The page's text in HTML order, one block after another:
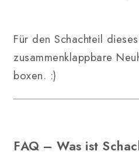
Für den Schachteil
zusammenklappbare
boxen. :)
FAQ – Was ist